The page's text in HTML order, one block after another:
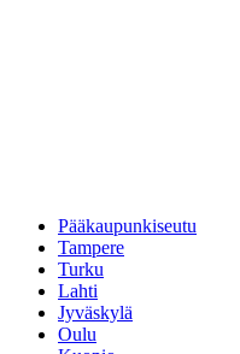
Pääkaupunkiseutu
Tampere
Turku
Lahti
Jyväskylä
Oulu